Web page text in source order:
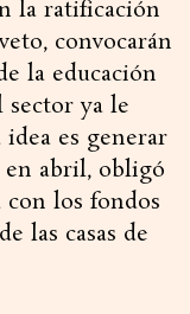
la ratificación
convocarán
la educación
sector ya le
es generar
abril, obligó
los fondos
las casas de